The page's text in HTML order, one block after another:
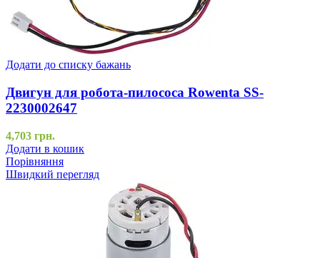
Додати до списку бажань
Двигун для робота-пилососа Rowenta SS-
2230002647
4,703 грн.
Додати в кошик
Порівняння
Швидкий перегляд